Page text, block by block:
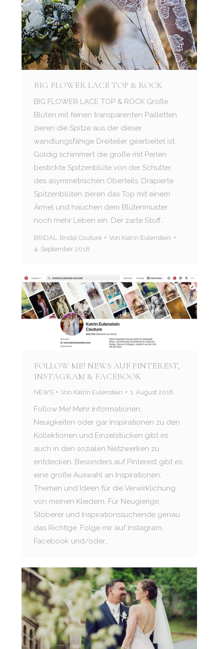
BIG FLOWER LACE TOP & ROCK
BIG FLOWER LACE TOP & ROCK Große
Blüten mit feinen transparenten Pailletten
zieren die Spitze aus der dieser
wandlungsfähige Dreiteiler gearbeitet ist.
Goldig schimmert die große mit Perlen
bestickte Spitzenblüte von der Schulter
des asymmetrischen Oberteils. Drapierte
Spitzenblüten zieren das Top mit einem
Ärmel und hauchen dem Blütenmuster
noch mehr Leben ein. Der zarte Stoff…
BRIDAL Bridal Couture Von Katrin Eulenstein
4. September 2018
FOLLOW ME! NEWS AUF PINTEREST,
INSTAGRAM & FACEBOOK
NEWS Von Katrin Eulenstein 1. August 2018
Follow Me! Mehr Informationen,
Neuigkeiten oder gar Inspirationen zu den
Kollektionen und Einzelstücken gibt es
auch in den sozialen Netzwerken zu
entdecken. Besonders auf Pinterest gibt es
eine große Auswahl an Inspirationen,
Themen und Ideen für die Verwirklichung
von meinen Kleidern. Für Neugierige,
Stöberer und Inspirationssuchende genau
das Richtige. Folge mir auf Instagram,
Facebook und/oder…